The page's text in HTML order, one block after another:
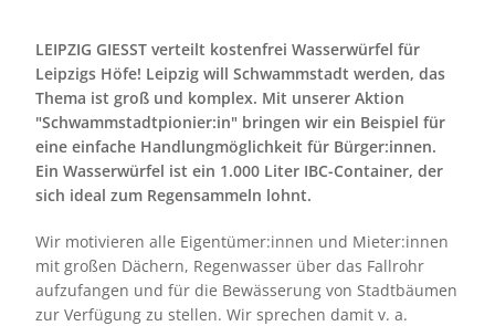
LEIPZIG GIESST verteilt kostenfrei Wasserwürfel für
Leipzigs Höfe! Leipzig will Schwammstadt werden, das
Thema ist groß und komplex. Mit unserer Aktion
"Schwammstadtpionier:in" bringen wir ein Beispiel für
eine einfache Handlungmöglichkeit für Bürger:innen.
Ein Wasserwürfel ist ein 1.000 Liter IBC-Container, der
sich ideal zum Regensammeln lohnt.
Wir motivieren alle Eigentümer:innen und Mieter:innen
mit großen Dächern, Regenwasser über das Fallrohr
aufzufangen und für die Bewässerung von Stadtbäumen
zur Verfügung zu stellen. Wir sprechen damit v. a.